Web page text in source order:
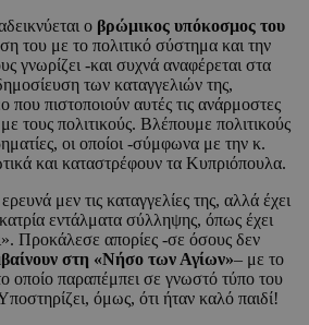
ο βρώμικος υπόκοσμος του
του με το πολιτικό σύστημα και την
γνωρίζει -και συχνά αναφέρεται στα
των καταγγελιών της,
που πιστοποιούν αυτές τις ανάρμοστες
τους πολιτικούς. Βλέπουμε πολιτικούς
οι οποίοι -σύμφωνα με την κ.
και καταστρέφουν τα Κυπριόπουλα.
μεν τις καταγγελίες της, αλλά έχει
εντάλματα σύλληψης, όπως έχει
Προκάλεσε απορίες -σε όσους δεν
στη «Νήσο των Αγίων»– με το
οποίο παραπέμπει σε γνωστό τύπο του
όμως, ότι ήταν καλό παιδί!